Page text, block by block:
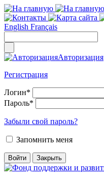
English Français
Авторизация
Регистрация
Логин*
Пароль*
Забыли свой пароль?
Запомнить меня